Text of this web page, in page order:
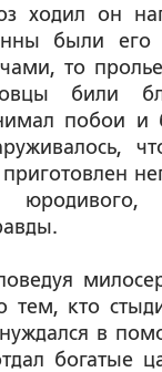
ходил он
были его
то
били
побои и
приготовлен
юродивого,
тем, кто
в
богатые